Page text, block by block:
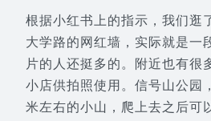
根据小红书上的指示，我们逛
大学路的网红墙，实际就是一
片的人还挺多的。附近也有很
小店供拍照使用。信号山公园
米左右的小山，爬上去之后可